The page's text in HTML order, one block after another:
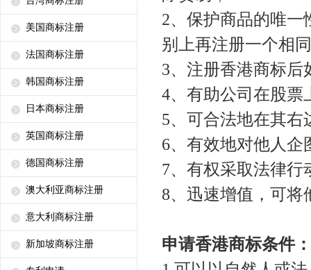
美国商标注册
法国商标注册
韩国商标注册
日本商标注册
英国商标注册
德国商标注册
澳大利亚商标注册
意大利商标注册
新加坡商标注册
2、保护商品的唯一
别上再注册一个相
3、注册香港商标后
4、有助公司在股票
5、 可合法地在其右
6、 有效地对他人企
7、 有权采取法律行
8、 迅速增值，可将
申请香港商标条件：